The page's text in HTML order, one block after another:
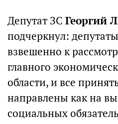
Депутат ЗС Георгий
подчеркнул:
взвешенно к
главного
области, и все
направлены как на
социальных